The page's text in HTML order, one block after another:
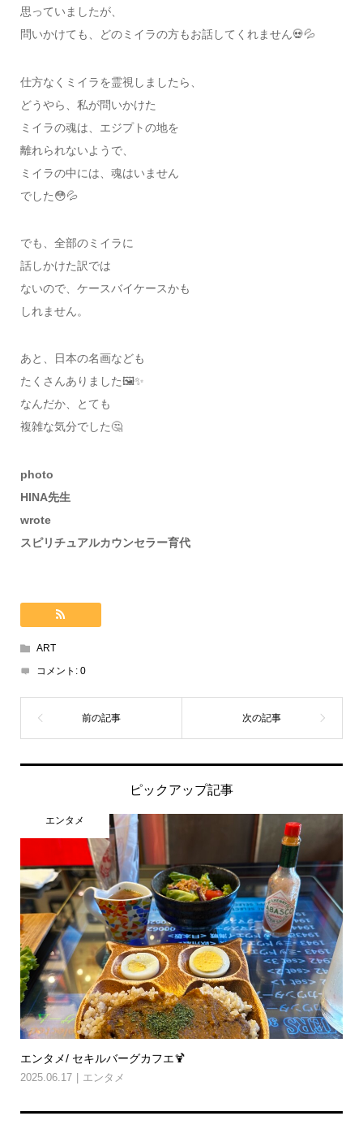
思っていましたが、
問いかけても、どのミイラの方もお話してくれません💀💦
仕方なくミイラを霊視しましたら、
どうやら、私が問いかけた
ミイラの魂は、エジプトの地を
離れられないようで、
ミイラの中には、魂はいません
でした😳💦
でも、全部のミイラに
話しかけた訳では
ないので、ケースバイケースかも
しれません。
あと、日本の名画なども
たくさんありました🖼️✨
なんだか、とても
複雑な気分でした🤔
photo
HINA先生
wrote
スピリチュアルカウンセラー育代
ART
コメント: 0
ピックアップ記事
エンタメ
エンタメ/ セキルバーグカフエ🍹
2025.06.17 エンタメ